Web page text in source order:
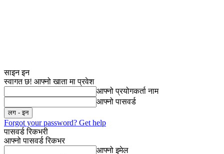
साइन इन
स्वागत छ! आफ्नो खाता मा प्रवेश
आफ्नो प्रयोगकर्ता नाम
आफ्नो पासवर्ड
Forgot your password? Get help
पासवर्ड रिकभरी
आफ्नो पासवर्ड रिकभर
आफ्नो इमेल